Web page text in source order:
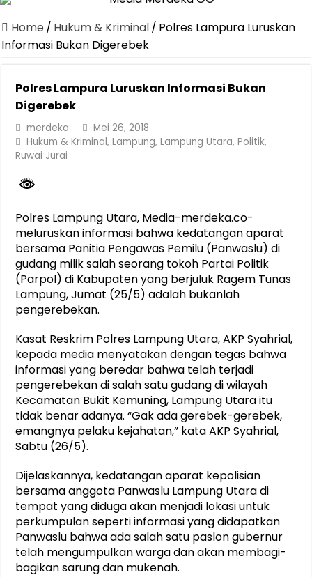
Dirut Jasa Raharja Dampingi Wamenhub Tinjau Penanganan
Pastikan Pelayanan Maksimal, Direksi Jasa Raharja Tinjau Korban
Jasa Raharja Jamin Seluruh Korban Kebakaran KM Mutiara
Gelar Audiensi, Jasa Raharja dan Kementerian PANRB Perkuat
Berkontribusi terhadap Keselamatan dan Mobilitas Masyarakat,
Pemprov Lampung Dukung Penuh Lampung Financial Festival,
Pengesahan Raperda APBD 2025 Jadi Langkah Penguatan
Home / Hukum & Kriminal/ Polres Lampura Luruskan
Informasi Bukan Digerebek
Polres Lampura Luruskan Informasi Bukan
Digerebek
merdeka
Mei 26, 2018
Hukum & Kriminal,Lampung,Lampung Utara,Politik,
Ruwai Jurai
Polres Lampung Utara, Media-merdeka.co-
meluruskan informasi bahwa kedatangan aparat
bersama Panitia Pengawas Pemilu (Panwaslu) di
gudang milik salah seorang tokoh Partai Politik
(Parpol) di Kabupaten yang berjuluk Ragem Tunas
Lampung, Jumat (25/5) adalah bukanlah
pengerebekan.
Kasat Reskrim Polres Lampung Utara, AKP Syahrial,
kepada media menyatakan dengan tegas bahwa
informasi yang beredar bahwa telah terjadi
pengerebekan di salah satu gudang di wilayah
Kecamatan Bukit Kemuning, Lampung Utara itu
tidak benar adanya. “Gak ada gerebek-gerebek,
emangnya pelaku kejahatan,” kata AKP Syahrial,
Sabtu (26/5).
Dijelaskannya, kedatangan aparat kepolisian
bersama anggota Panwaslu Lampung Utara di
tempat yang diduga akan menjadi lokasi untuk
perkumpulan seperti informasi yang didapatkan
Panwaslu bahwa ada salah satu paslon gubernur
telah mengumpulkan warga dan akan membagi-
bagikan sarung dan mukenah.